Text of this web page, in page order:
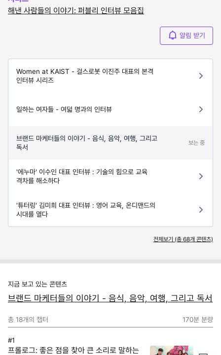
해낸 사람들의 이야기: 퍼블리 인터뷰 모음집
알림 받기
Women at KAIST - 걸스로봇 이진주 대표의 본격
인터뷰 시리즈
일하는 여자들 - 여덟 명과의 인터뷰
브랜드 마케터들의 이야기 - 음식, 음악, 여행, 그리고
독서
보는 중
'에누마' 이수인 대표 인터뷰 : 기술의 힘으로 교육
격차를 해소하다
'튜터링' 김미희 대표 인터뷰 : 영어 교육, 온디맨드의
시대를 열다
전체보기 (총 68개 콘텐츠)
지금 보고 있는 콘텐츠
브랜드 마케터들의 이야기 - 음식, 음악, 여행, 그리고 독서
총 18개의 챕터 170분 분량
#1
프롤로그: 좋은 점을 찾아 큰 소리로 말하는